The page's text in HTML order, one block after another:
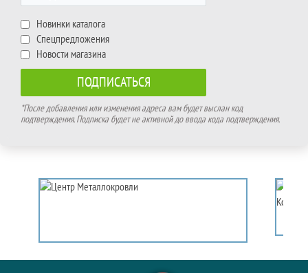
Новинки каталога
Спецпредложения
Новости магазина
*После добавления или изменения адреса вам будет выслан код
подтверждения. Подписка будет не активной до ввода кода подтверждения.